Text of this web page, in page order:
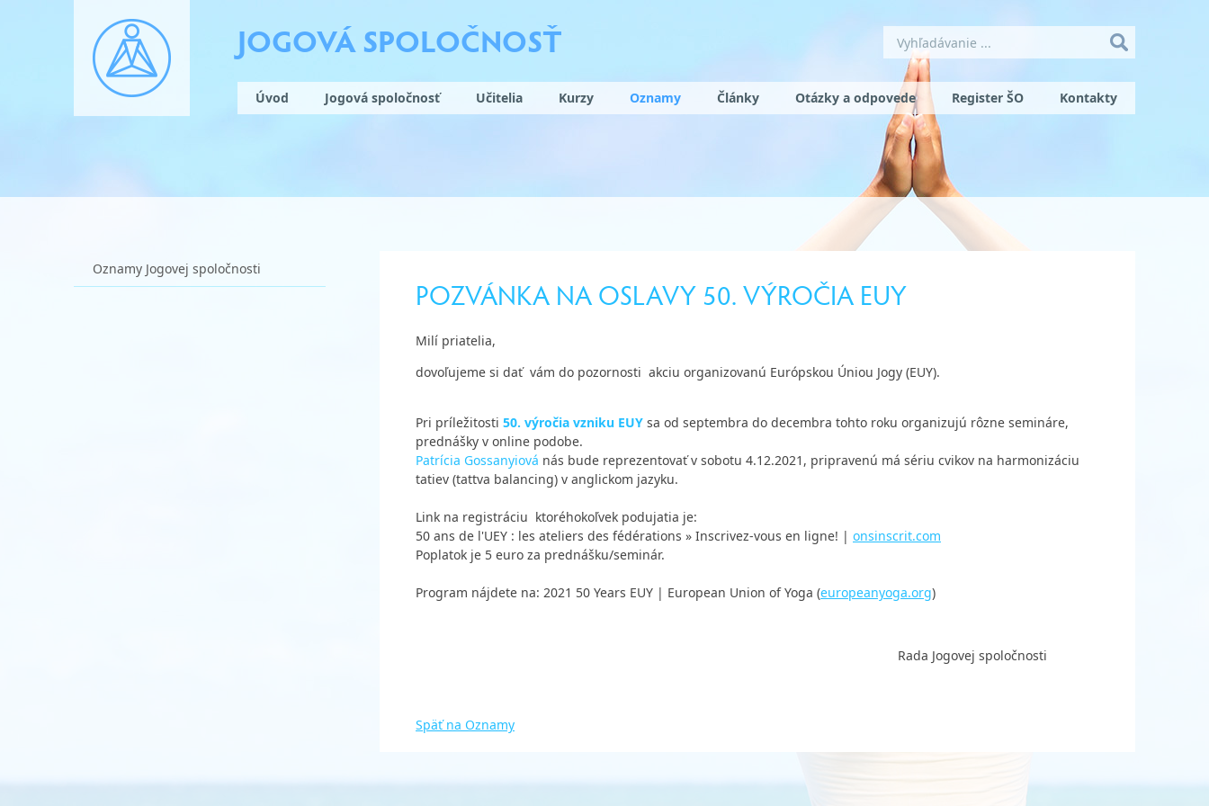
JOGOVÁ SPOLOČNOSŤ
Úvod Jogová spoločnosť Učitelia Kurzy Oznamy Články Otázky a odpovede Register ŠO Kontakty
POZVÁNKA NA OSLAVY 50. VÝROČIA EUY
Milí priatelia,
dovoľujeme si dať vám do pozornosti akciu organizovanú Európskou Úniou Jogy (EUY).
Pri príležitosti 50. výročia vzniku EUY sa od septembra do decembra tohto roku organizujú rôzne semináre,
prednášky v online podobe.
Patrícia Gossanyiová nás bude reprezentovať v sobotu 4.12.2021, pripravenú má sériu cvikov na harmonizáciu
tatiev (tattva balancing) v anglickom jazyku.
Link na registráciu ktoréhokoľvek podujatia je:
50 ans de l'UEY : les ateliers des fédérations » Inscrivez-vous en ligne! | onsinscrit.com
Poplatok je 5 euro za prednášku/seminár.
Program nájdete na: 2021 50 Years EUY | European Union of Yoga (europeanyoga.org)
Rada Jogovej spoločnosti
Späť na Oznamy
Oznamy Jogovej spoločnosti